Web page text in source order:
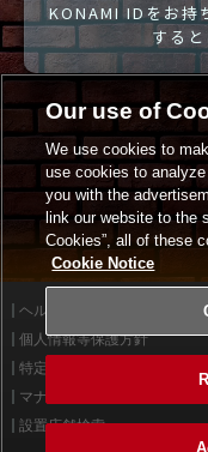
KONAMI IDをお持
する
ヘルプ
個人情報等保護方針
特定商取引法に基づく表示
マナー＆ルール
設置店舗検索
Our use of
We use cookies to
use cookies to
you with the
link our website to the
Cookies”, all of these
Cookie Notice